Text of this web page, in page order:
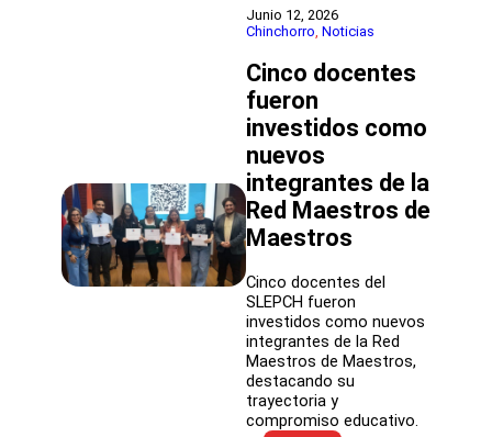
gestión
educativa
curso
Universidad
Junio 12, 2026
Chinchorro, Noticias
Cinco docentes
fueron
investidos como
nuevos
integrantes de la
Red Maestros de
Maestros
Cinco docentes del
SLEPCH fueron
investidos como nuevos
integrantes de la Red
Maestros de Maestros,
destacando su
trayectoria y
compromiso educativo.